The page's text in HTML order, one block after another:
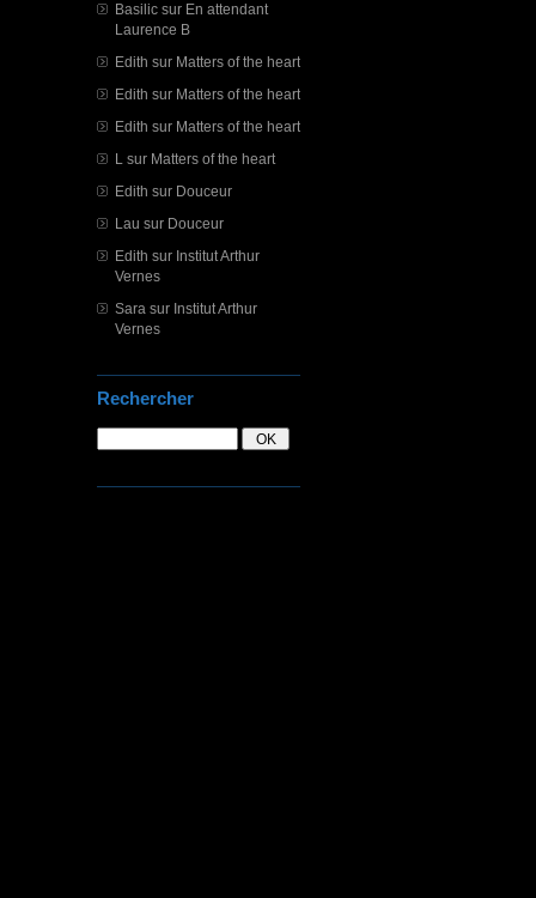
Basilic sur En attendant
Laurence B
Edith sur Matters of the heart
Edith sur Matters of the heart
Edith sur Matters of the heart
L sur Matters of the heart
Edith sur Douceur
Lau sur Douceur
Edith sur Institut Arthur
Vernes
Sara sur Institut Arthur
Vernes
Rechercher